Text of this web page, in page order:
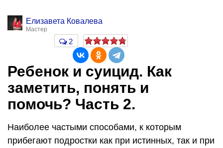
Елизавета Ковалева
Мастер
2
Ребенок и суицид. Как
заметить, понять и
помочь? Часть 2.
Наиболее частыми способами, к которым
прибегают подростки как при истинных, так и при